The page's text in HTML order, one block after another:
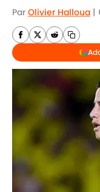
Par Olivier Halloua |